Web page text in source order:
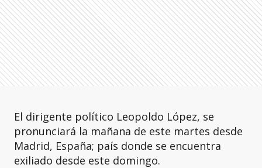
El dirigente político Leopoldo López, se
pronunciará la mañana de este martes desde
Madrid, España; país donde se encuentra
exiliado desde este domingo.